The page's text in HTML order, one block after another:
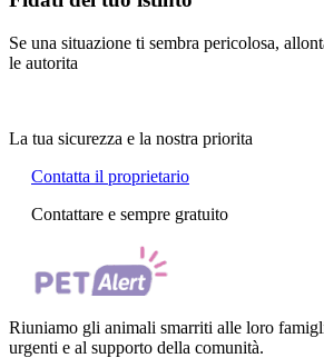
Se una situazione ti sembra pericolosa,
le autorita
La tua sicurezza e la nostra priorita
Contatta il proprietario
Contattare e sempre gratuito
Riuniamo gli animali smarriti alle loro
urgenti e al supporto della comunità.